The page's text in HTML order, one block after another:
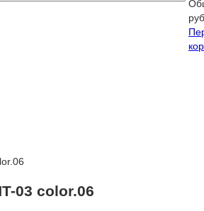
руб
03 color.06